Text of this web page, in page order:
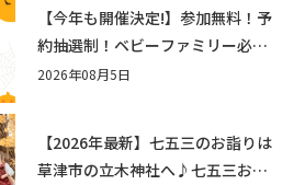
【今年も開催決定!】参加無料！予
約抽選制！ベビーファミリー必見
☆入場無料☆10/29(木)30(金)ママ
2026年08月5日
【2026年最新】七五三のお詣りは
草津市の立木神社へ♪七五三お祝